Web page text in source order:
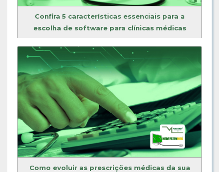
Confira 5 características essenciais para a
escolha de software para clínicas médicas
Como evoluir as prescrições médicas da sua